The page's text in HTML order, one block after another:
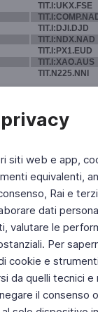
siti web e app,
equivalenti,
Rai e
dati
valutare le
Per
cookie e
da quelli tecnici
il
TIT.I:UKX.FSE
TIT.I:DJI.DJD
TIT.I:NDX.NAD
TIT.I:PX1.EUD
TIT.I:XAO.AUS
TIT.N225.NNI
Fai di